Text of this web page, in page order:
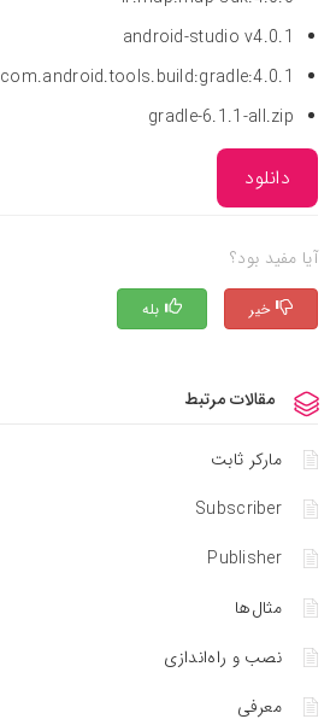
android-studio v4.0.1
com.android.tools.build:gradle:4.0.1
gradle-6.1.1-all.zip
دانلود
آیا مفید بود؟
بله خیر
مقالات مرتبط
مارکر ثابت
Subscriber
Publisher
مثال‌ها
نصب و راه‌اندازی
معرفی